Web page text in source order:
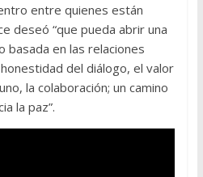
entre quienes están
deseó “que pueda abrir una
basada en las relaciones
del diálogo, el valor
la colaboración; un camino
la paz”.